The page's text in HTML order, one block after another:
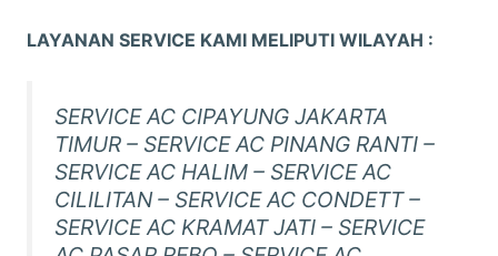
LAYANAN SERVICE KAMI MELIPUTI WILAYAH :
SERVICE AC CIPAYUNG JAKARTA
TIMUR – SERVICE AC PINANG RANTI –
SERVICE AC HALIM – SERVICE AC
CILILITAN – SERVICE AC CONDETT –
SERVICE AC KRAMAT JATI – SERVICE